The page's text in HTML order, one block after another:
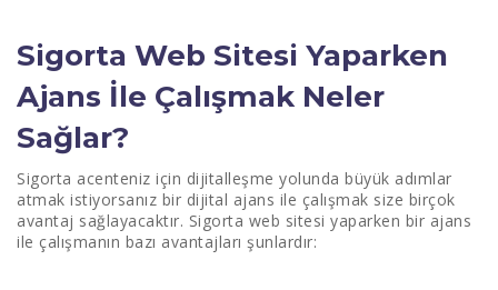
Sigorta Web Sitesi Yaparken
Ajans İle Çalışmak Neler
Sağlar?
Sigorta acenteniz için dijitalleşme yolunda büyük adımlar
atmak istiyorsanız bir dijital ajans ile çalışmak size birçok
avantaj sağlayacaktır. Sigorta web sitesi yaparken bir ajans
ile çalışmanın bazı avantajları şunlardır: